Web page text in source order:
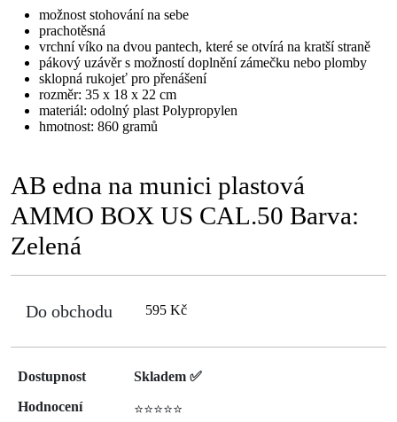
možnost stohování na sebe
prachotěsná
vrchní víko na dvou pantech, které se otvírá na kratší straně
pákový uzávěr s možností doplnění zámečku nebo plomby
sklopná rukojeť pro přenášení
rozměr: 35 x 18 x 22 cm
materiál: odolný plast Polypropylen
hmotnost: 860 gramů
AB edna na munici plastová
AMMO BOX US CAL.50 Barva:
Zelená
Do obchodu 595 Kč
Dostupnost
Skladem ✅
Hodnocení
⭐⭐⭐⭐⭐